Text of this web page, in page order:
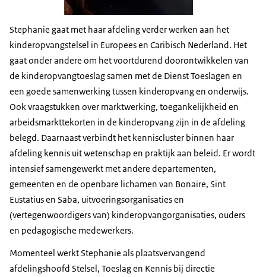
Stephanie gaat met haar afdeling verder werken aan het
kinderopvangstelsel in Europees en Caribisch Nederland. Het
gaat onder andere om het voortdurend doorontwikkelen van
de kinderopvangtoeslag samen met de Dienst Toeslagen en
een goede samenwerking tussen kinderopvang en onderwijs.
Ook vraagstukken over marktwerking, toegankelijkheid en
arbeidsmarkttekorten in de kinderopvang zijn in de afdeling
belegd. Daarnaast verbindt het kenniscluster binnen haar
afdeling kennis uit wetenschap en praktijk aan beleid. Er wordt
intensief samengewerkt met andere departementen,
gemeenten en de openbare lichamen van Bonaire, Sint
Eustatius en Saba, uitvoeringsorganisaties en
(vertegenwoordigers van) kinderopvangorganisaties, ouders
en pedagogische medewerkers.
Momenteel werkt Stephanie als plaatsvervangend
afdelingshoofd Stelsel, Toeslag en Kennis bij directie